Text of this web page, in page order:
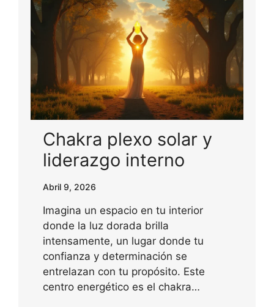
Chakra plexo solar y
liderazgo interno
Abril 9, 2026
Imagina un espacio en tu interior
donde la luz dorada brilla
intensamente, un lugar donde tu
confianza y determinación se
entrelazan con tu propósito. Este
centro energético es el chakra…